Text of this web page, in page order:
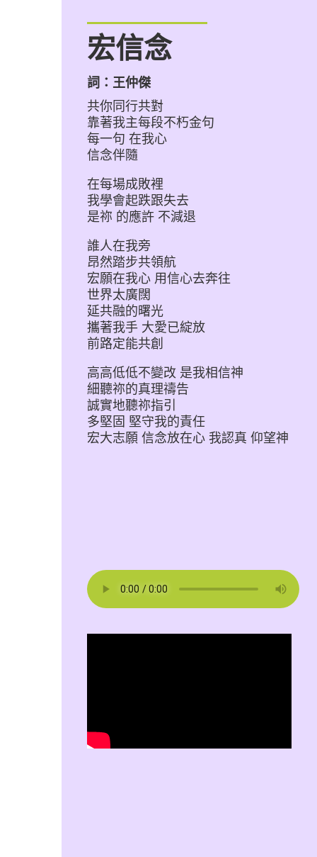
宏信念
詞：王仲傑
共你同行共對
靠著我主每段不朽金句
每一句 在我心
信念伴隨
在每場成敗裡
我學會起跌跟失去
是祢 的應許 不減退
誰人在我旁
昂然踏步共領航
宏願在我心 用信心去奔往
世界太廣闊
延共融的曙光
攜著我手 大愛已綻放
前路定能共創
高高低低不變改 是我相信神
細聽祢的真理禱告
誠實地聽祢指引
多堅固 堅守我的責任
宏大志願 信念放在心 我認真 仰望神